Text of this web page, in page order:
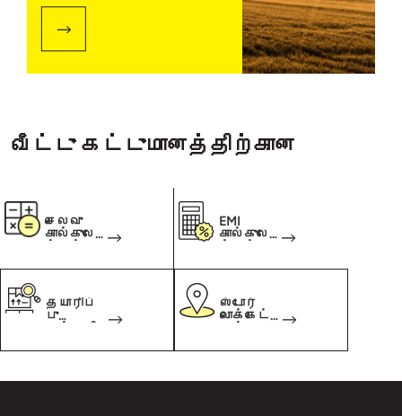
வீட்டு கட்டுமானத்திற்கான
செலவு
கால்குலே
EMI
கால்குலே
தயாரிப்
பு
ர்
ஸ்டோர்
லொக்கேட்